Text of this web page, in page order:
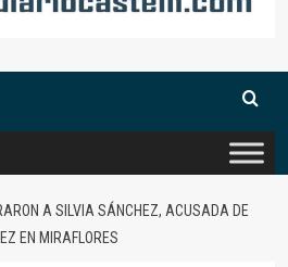
A SILVIA SÁNCHEZ, ACUSADA DE
EN MIRAFLORES